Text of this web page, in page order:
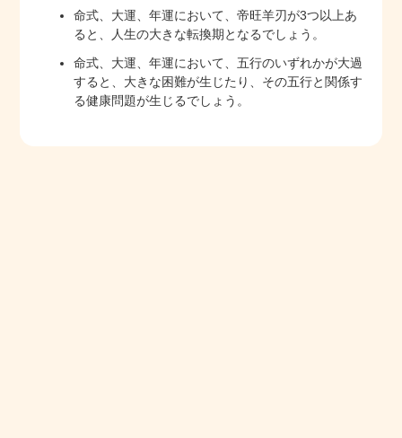
命式、大運、年運において、帝旺羊刃が3つ以上あ
ると、人生の大きな転換期となるでしょう。
命式、大運、年運において、五行のいずれかが大過
すると、大きな困難が生じたり、その五行と関係す
る健康問題が生じるでしょう。